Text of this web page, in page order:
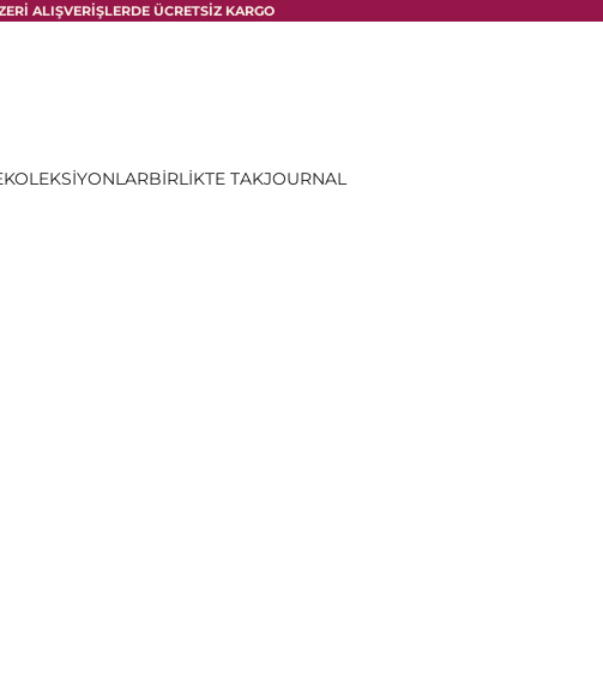
ALIŞVERİŞLERDE ÜCRETSİZ KARGO
KOLEKSİYONLARBİRLİKTE TAKJOURNAL